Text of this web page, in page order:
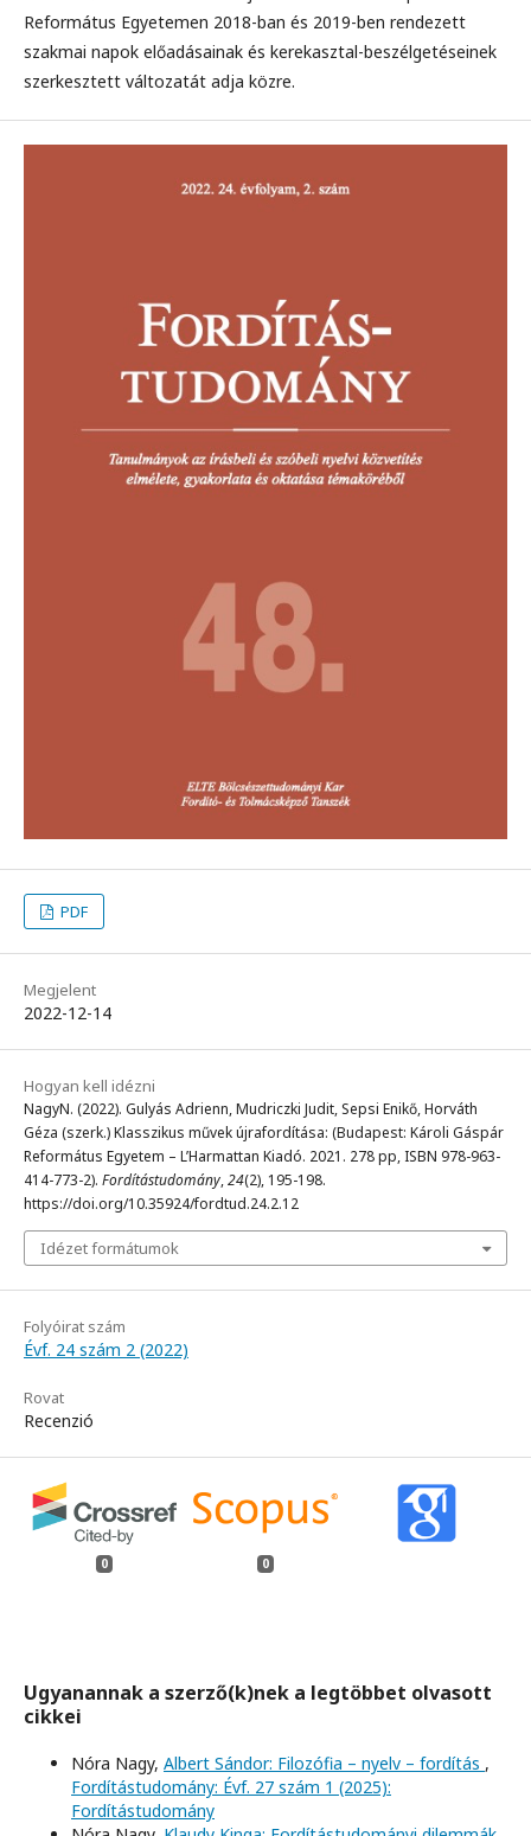
Református Egyetemen 2018-ban és 2019-ben rendezett
szakmai napok előadásainak és kerekasztal-beszélgetéseinek
szerkesztett változatát adja közre.
PDF
Megjelent
2022-12-14
Hogyan kell idézni
NagyN. (2022). Gulyás Adrienn, Mudriczki Judit, Sepsi Enikő, Horváth
Géza (szerk.) Klasszikus művek újrafordítása: (Budapest: Károli Gáspár
Református Egyetem – L’Harmattan Kiadó. 2021. 278 pp, ISBN 978-963-
414-773-2). Fordítástudomány,24(2), 195-198.
https://doi.org/10.35924/fordtud.24.2.12
Idézet formátumok
Folyóirat szám
Évf. 24 szám 2 (2022)
Rovat
Recenzió
0 0
Ugyanannak a szerző(k)nek a legtöbbet olvasott
cikkei
Nóra Nagy, Albert Sándor: Filozófia – nyelv – fordítás ,
Fordítástudomány: Évf. 27 szám 1 (2025):
Fordítástudomány